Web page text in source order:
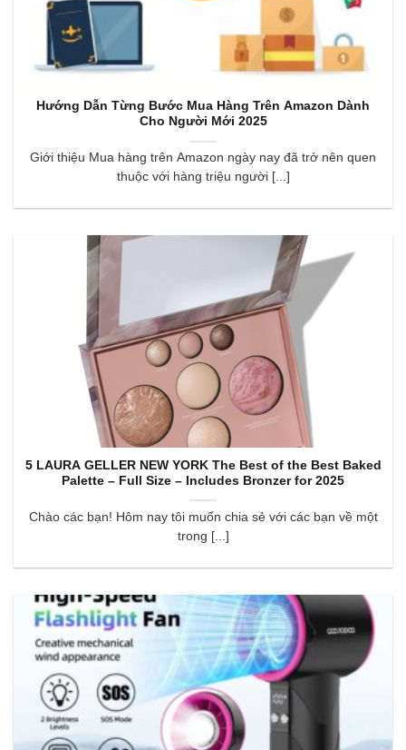
Hướng Dẫn Từng Bước Mua Hàng Trên Amazon Dành
Cho Người Mới 2025
Giới thiệu Mua hàng trên Amazon ngày nay đã trở nên quen
thuộc với hàng triệu người [...]
5 LAURA GELLER NEW YORK The Best of the Best Baked
Palette – Full Size – Includes Bronzer for 2025
Chào các bạn! Hôm nay tôi muốn chia sẻ với các bạn về một
trong [...]